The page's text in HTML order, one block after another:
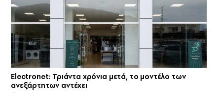
Electronet: Τριάντα χρόνια μετά, το μοντέλο των
ανεξάρτητων αντέχει